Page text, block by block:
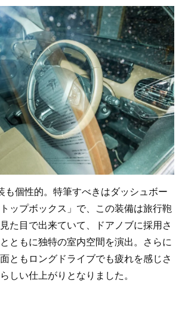
も個性的。特筆すべきはダッシュボー
ップボックス」で、この装備は旅行鞄
た目で出来ていて、ドアノブに採用さ
ともに独特の室内空間を演出。さらに
ともロングドライブでも疲れを感じさ
しい仕上がりとなりました。